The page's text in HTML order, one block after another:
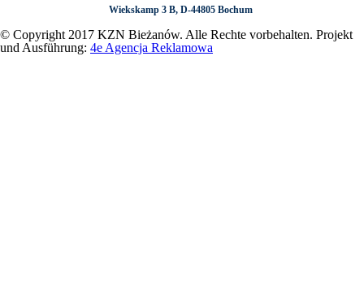
Wiekskamp 3 B, D-44805 Bochum
© Copyright 2017 KZN Bieżanów. Alle Rechte vorbehalten. Projekt
und Ausführung: 4e Agencja Reklamowa